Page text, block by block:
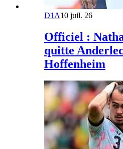
D1A10 juil. 26
Officiel :
quitte
Hoffenheim